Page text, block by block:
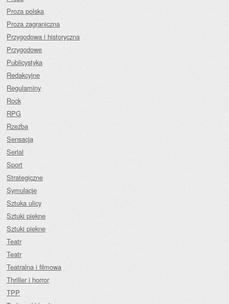
Proza polska
Proza zagraniczna
Przygodowa i historyczna
Przygodowe
Publicystyka
Redakcyjne
Regulaminy
Rock
RPG
Rzeźba
Sensacja
Serial
Sport
Strategiczne
Symulacje
Sztuka ulicy
Sztuki piękne
Sztuki piękne
Teatr
Teatr
Teatralna i filmowa
Thriller i horror
TPP